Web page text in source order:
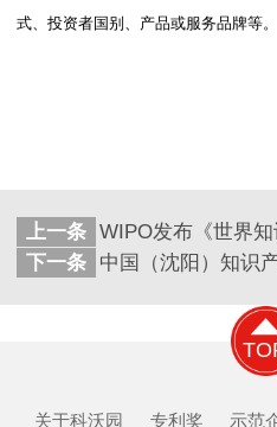
式、投资者国别、产品或服务品牌等。
上一条 WIPO发布《世界知
下一条
中国（沈阳）知识
关于科沃园 专利奖 示范